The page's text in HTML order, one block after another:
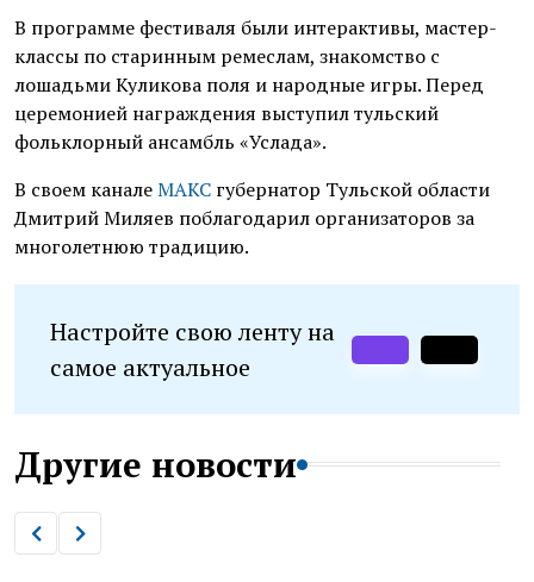
В программе фестиваля были интерактивы, мастер-
классы по старинным ремеслам, знакомство с
лошадьми Куликова поля и народные игры. Перед
церемонией награждения выступил тульский
фольклорный ансамбль «Услада».
В своем каналеМАКС губернатор Тульской области
Дмитрий Миляев поблагодарил организаторов за
многолетнюю традицию.
Настройте свою ленту на
самое актуальное
Другие новости